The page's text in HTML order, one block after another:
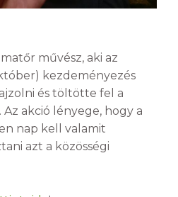
művész, aki az
kezdeményezés
és töltötte fel a
akció lényege, hogy a
nap kell valamit
azt a közösségi